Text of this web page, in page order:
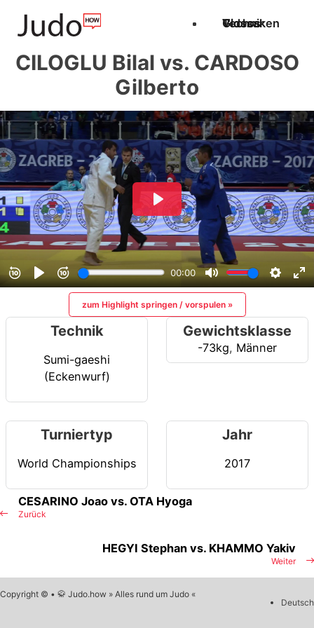
Techniken
Videos
Glossar
CILOGLU Bilal vs. CARDOSO
Gilberto
zum Highlight springen / vorspulen »
Technik
Sumi-gaeshi
(Eckenwurf)
Gewichtsklasse
-73kg, Männer
Turniertyp
World Championships
Jahr
2017
Zurück
CESARINO Joao vs. OTA Hyoga
Weiter
HEGYI Stephan vs. KHAMMO Yakiv
Copyright © • 🥋 Judo.how » Alles rund um Judo «
Deutsch